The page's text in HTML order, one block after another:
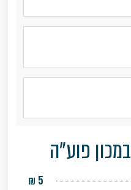
במכון פוע"ה
5 ₪